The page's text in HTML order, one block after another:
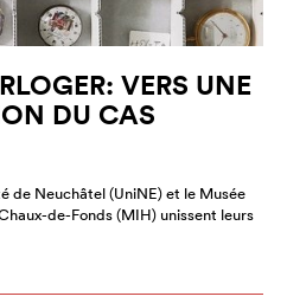
VERS UNE
DU CAS
de Neuchâtel (UniNE) et le Musée
de-Fonds (MIH) unissent leurs